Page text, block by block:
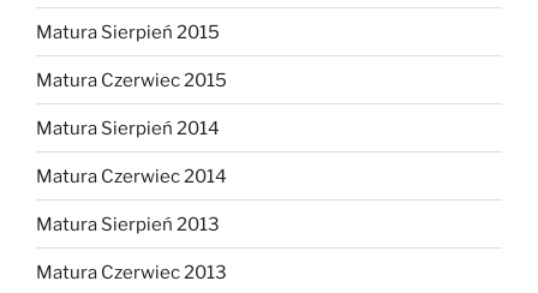
Matura Sierpień 2015
Matura Czerwiec 2015
Matura Sierpień 2014
Matura Czerwiec 2014
Matura Sierpień 2013
Matura Czerwiec 2013